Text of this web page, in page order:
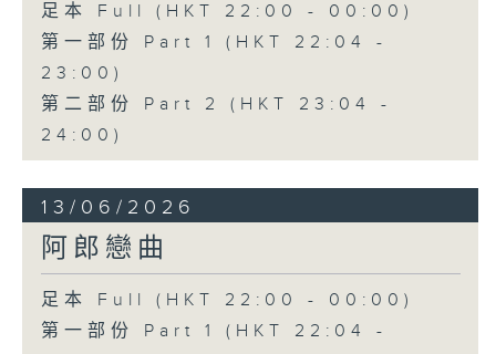
足本 Full (HKT 22:00 - 00:00)
第一部份 Part 1 (HKT 22:04 -
23:00)
第二部份 Part 2 (HKT 23:04 -
24:00)
13/06/2026
阿郎戀曲
足本 Full (HKT 22:00 - 00:00)
第一部份 Part 1 (HKT 22:04 -